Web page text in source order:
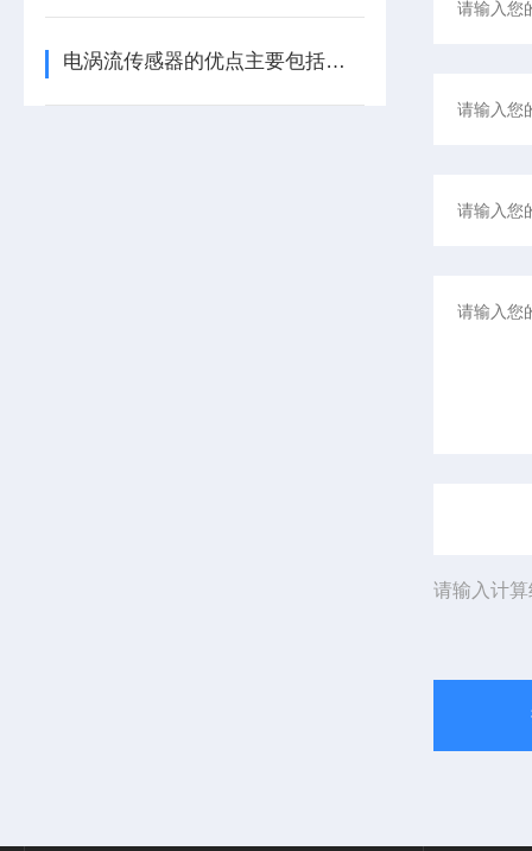
电涡流传感器的优点主要包括哪几点？
请输入计